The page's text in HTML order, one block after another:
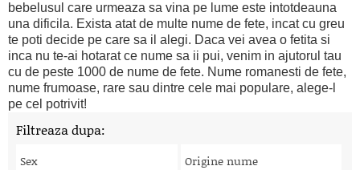
bebelusul care urmeaza sa vina pe lume este intotdeauna
una dificila. Exista atat de multe nume de fete, incat cu greu
te poti decide pe care sa il alegi. Daca vei avea o fetita si
inca nu te-ai hotarat ce nume sa ii pui, venim in ajutorul tau
cu de peste 1000 de nume de fete. Nume romanesti de fete,
nume frumoase, rare sau dintre cele mai populare, alege-l
pe cel potrivit!
Filtreaza dupa:
Sex Origine nume